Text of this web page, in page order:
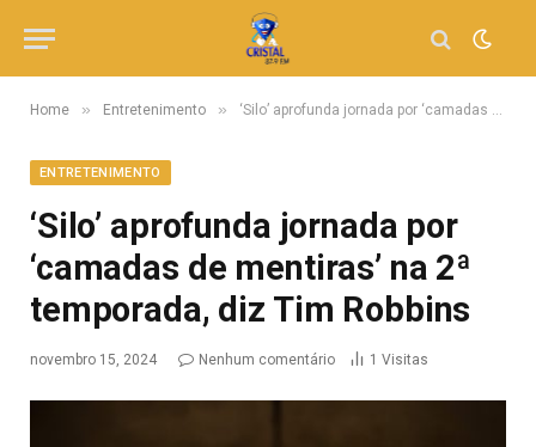
Home » Entretenimento » ‘Silo’ aprofunda jornada por ‘camadas de mentiras’ na 2ª temporada, diz Tim Robbins
ENTRETENIMENTO
‘Silo’ aprofunda jornada por
‘camadas de mentiras’ na 2ª
temporada, diz Tim Robbins
novembro 15, 2024 Nenhum comentário 1 Visitas